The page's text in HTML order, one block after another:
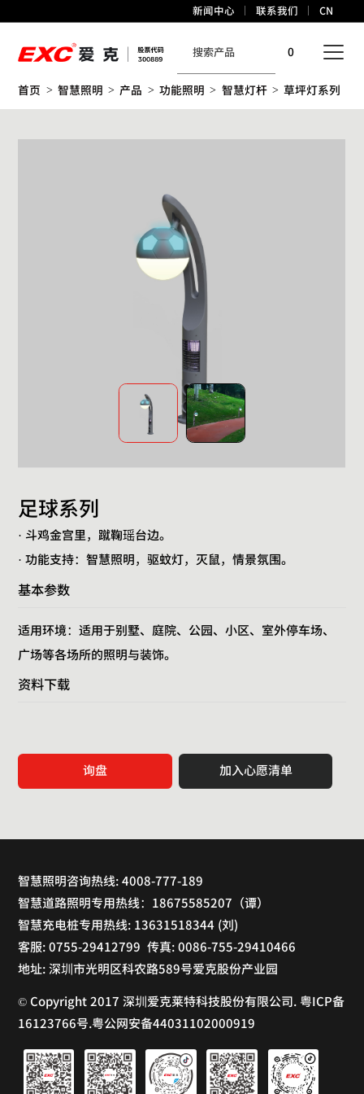
新闻中心 联系我们 CN
0
首页 > 智慧照明 > 产品 > 功能照明 > 智慧灯杆 > 草坪灯系列
足球系列
· 斗鸡金宫里，蹴鞠瑶台边。
· 功能支持：智慧照明，驱蚊灯，灭鼠，情景氛围。
基本参数
适用环境：适用于别墅、庭院、公园、小区、室外停车场、
广场等各场所的照明与装饰。
资料下载
询盘 加入心愿清单
智慧照明咨询热线: 4008-777-189
智慧道路照明专用热线：18675585207（谭）
智慧充电桩专用热线: 13631518344 (刘)
客服: 0755-29412799 传真: 0086-755-29410466
地址: 深圳市光明区科农路589号爱克股份产业园
© Copyright 2017 深圳爱克莱特科技股份有限公司. 粤ICP备
16123766号.粤公网安备44031102000919